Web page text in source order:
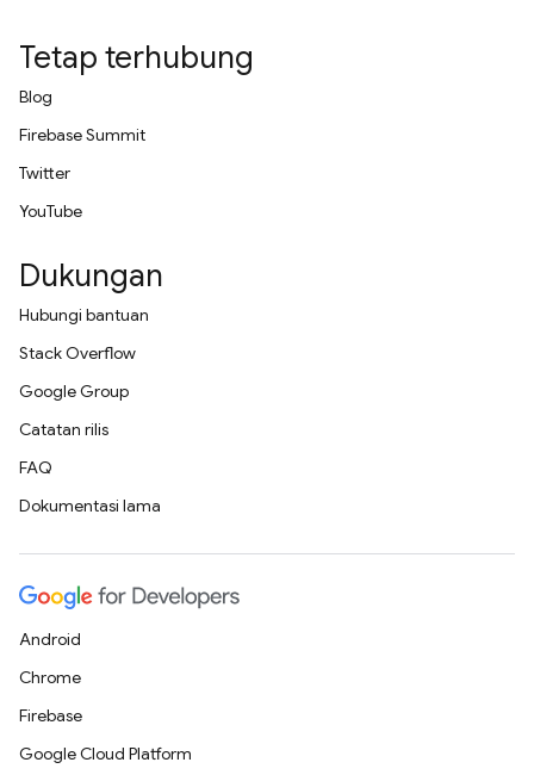
Tetap terhubung
Blog
Firebase Summit
Twitter
YouTube
Dukungan
Hubungi bantuan
Stack Overflow
Google Group
Catatan rilis
FAQ
Dokumentasi lama
Android
Chrome
Firebase
Google Cloud Platform